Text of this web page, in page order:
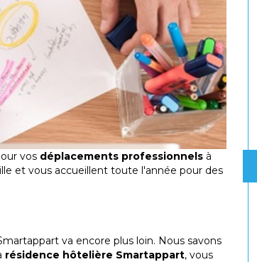
vos déplacements professionnels à
et vous accueillent toute l'année pour des
va encore plus loin. Nous savons
résidence hôtelière Smartappart, vous